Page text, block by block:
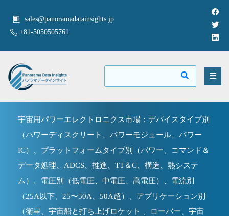
sales@panoramadatainsights.jp
+81-5050505761
宇宙用パワーエレクトロニクス市場：デバイスタイプ別
（パワーディスクリート、パワーモジュール、パワー
IC）、プラットフォームタイプ別（パワー、コマンド＆
データ処理、ADCS、推進、TT＆C、構造、熱システ
ム）、電圧別（低電圧、中電圧、高電圧）、電流別
（25A以下、25〜50A、50A超）、アプリケーション別
（衛星、宇宙船と打ち上げロケット 、ローバー、宇宙